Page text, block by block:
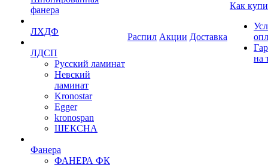
фанера
ЛХДФ
ЛДСП
Русский ламинат
Невский
ламинат
Kronostar
Egger
kronospan
ШЕКСНА
Фанера
ФАНЕРА ФК
Распил Акции Доставка
Как
на